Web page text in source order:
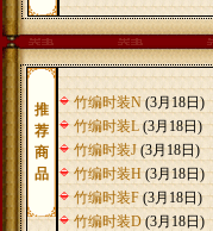
推
荐
商
品
竹编时装N(3月18日)
竹编时装L(3月18日)
竹编时装J(3月18日)
竹编时装H(3月18日)
竹编时装F(3月18日)
竹编时装D(3月18日)